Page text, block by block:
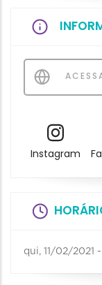
Instagram
qui, 11/02/2021